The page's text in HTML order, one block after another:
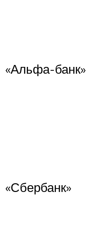
«Альфа-банк»
«Сбербанк»